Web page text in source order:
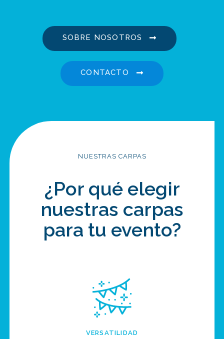
SOBRE NOSOTROS
CONTACTO
NUESTRAS CARPAS
¿Por qué elegir
nuestras carpas
para tu evento?
VERSATILIDAD